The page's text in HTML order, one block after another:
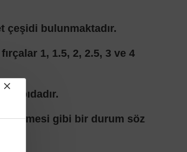
çeşidi bulunmaktadır.
1, 1.5, 2, 2.5, 3 ve 4
yapıdadır.
gibi bir durum söz